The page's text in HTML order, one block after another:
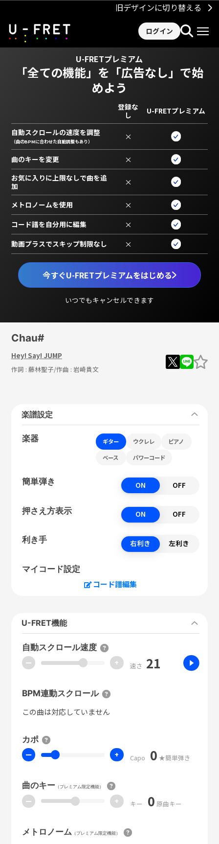
旧デザインに切り替える
ログイン
U-FRETプレミアム
「全ての機能」を 「広告なし」で始
めよう
今すぐU-FRETプレミアムをはじめる
いつでもキャンセルできます
登録な
し
U-FRETプレミアム
自動スクロールの速度を調整
（曲のBPMに合わせた自動調整もあり） ×
曲のキーを変更 ×
お気に入りに上限なしで曲を追
加
×
メトロノームを使用 ×
コード譜を自分用に編集 ×
動画プラスでスキップ制限なし ×
Chau#
Hey! Say! JUMP
作詞 : 藤林聖子/作曲 : 岩崎貴文
楽譜設定
楽器 ギター ウクレレ ピアノ
ベース パワーコード
簡単弾き ON OFF
押さえ方表示 ON OFF
利き手 右利き 左利き
マイコード設定
コード譜編集
U-FRET機能
自動スクロール速度
ー + 速さ 21
BPM連動スクロール
この曲は対応していません
カポ
ー + Capo 0 ★簡単弾き
曲のキー（プレミアム限定機能）
ー + キー 0 原曲キー
メトロノーム （プレミアム限定機能）